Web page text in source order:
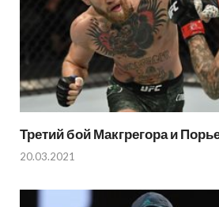
Третий бой Макгрегора и
20.03.2021